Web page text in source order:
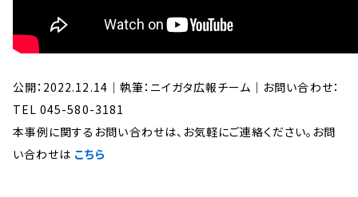
公開：2022.12.14｜執筆：ニイガタ広報チーム｜お問い合わせ：
TEL 045-580-3181
本事例に関するお問い合わせは、お気軽にご連絡ください。お問
い合わせは こちら